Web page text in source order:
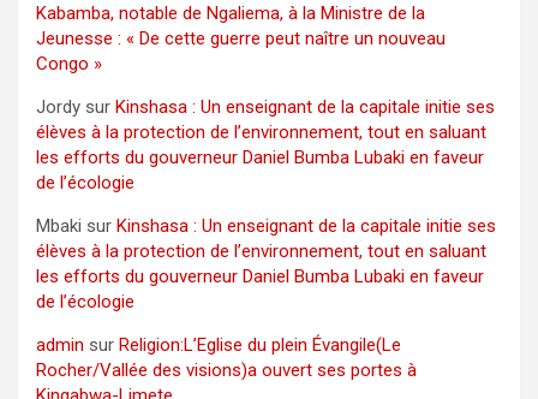
Kabamba, notable de Ngaliema, à la Ministre de la
Jeunesse : « De cette guerre peut naître un nouveau
Congo »
Jordy sur Kinshasa : Un enseignant de la capitale initie ses
élèves à la protection de l’environnement, tout en saluant
les efforts du gouverneur Daniel Bumba Lubaki en faveur
de l’écologie
Mbaki sur Kinshasa : Un enseignant de la capitale initie ses
élèves à la protection de l’environnement, tout en saluant
les efforts du gouverneur Daniel Bumba Lubaki en faveur
de l’écologie
admin sur Religion:L’Eglise du plein Évangile(Le
Rocher/Vallée des visions)a ouvert ses portes à